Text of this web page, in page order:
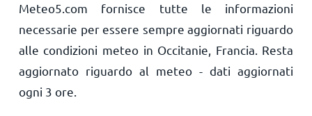
Meteo5.com fornisce tutte le informazioni
necessarie per essere sempre aggiornati riguardo
alle condizioni meteo in Occitanie, Francia. Resta
aggiornato riguardo al meteo - dati aggiornati
ogni 3 ore.